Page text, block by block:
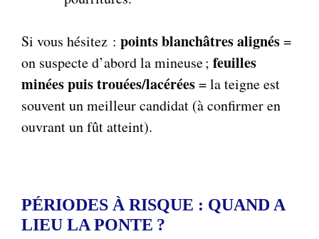
Si vous hésitez : points blanchâtres alignés=
on suspecte d’abord la mineuse ; feuilles
minées puis trouées/lacérées= la teigne est
souvent un meilleur candidat (à confirmer en
ouvrant un fût atteint).
PÉRIODES À RISQUE : QUAND A
LIEU LA PONTE ?